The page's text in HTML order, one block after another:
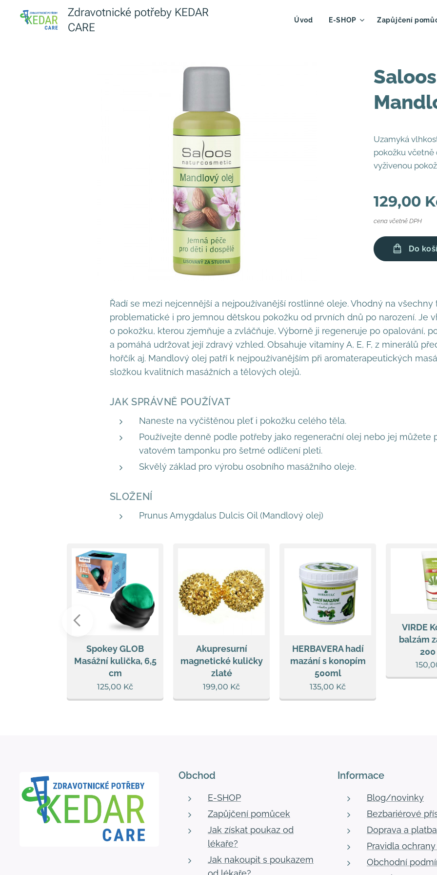
Zdravotnické potřeby KEDAR
CARE
Úvod E-SHOP Zapůjčení
Uzamyká
pokožku včetně
vyživenou
129,00
cena včetně DPH
Do
Řadí se mezi nejcennější a nejpoužívanější rostlinné oleje. Vhodný na
problematické i pro jemnou dětskou pokožku od prvních dnů po narození. Je
o pokožku, kterou zjemňuje a zvláčňuje, Výborně ji regeneruje po opalování,
a pomáhá udržovat její zdravý vzhled. Obsahuje vitamíny A, E, F, z minerálů
hořčík aj. Mandlový olej patří k nejpoužívanějším při aromaterapeutických
složkou kvalitních masážních a tělových olejů.
JAK SPRÁVNĚ POUŽÍVAT
Naneste na vyčištěnou pleť i pokožku celého těla.
Používejte denně podle potřeby jako regenerační olej nebo jej můžete
vatovém tamponku pro šetrné odlíčení pleti.
Skvělý základ pro výrobu osobního masážního oleje.
SLOŽENÍ
Prunus Amygdalus Dulcis Oil (Mandlový olej)
Spokey GLOB
Masážní kulička, 6,5
cm
125,00 Kč
Akupresurní
magnetické kuličky
zlaté
199,00 Kč
HERBAVERA hadí
mazání s konopím
500ml
135,00 Kč
VIRDE
balzám
Obchod
E-SHOP
Zapůjčení pomůcek
Jak získat poukaz od
lékaře?
Jak nakoupit s poukazem
Informace
Blog/novinky
Bezbariérové
Doprava a platba
Pravidla
Obchodní